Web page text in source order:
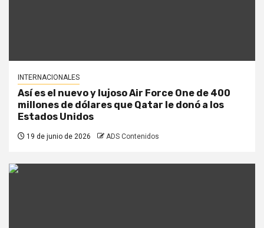
INTERNACIONALES
Así es el nuevo y lujoso Air Force One de 400
millones de dólares que Qatar le donó a los
Estados Unidos
19 de junio de 2026 ADS Contenidos